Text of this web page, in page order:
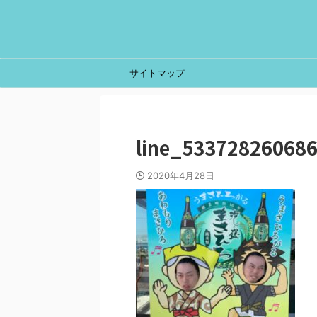
サイトマップ
2020年4月28日